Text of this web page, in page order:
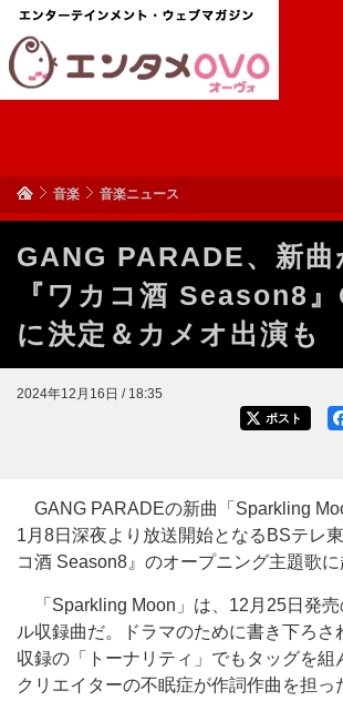
音楽 音楽ニュース
GANG PARADE、新曲
『ワカコ酒 Season8
に決定＆カメオ出演も
2024年12月16日 / 18:35
ポスト
GANG PARADEの新曲「Sparkling
1月8日深夜より放送開始となるBSテレ
コ酒 Season8』のオープニング主題歌に
「Sparkling Moon」は、12月25日発売
ル収録曲だ。ドラマのために書き下ろさ
収録の「トーナリティ」でもタッグを組
クリエイターの不眠症が作詞作曲を担っ